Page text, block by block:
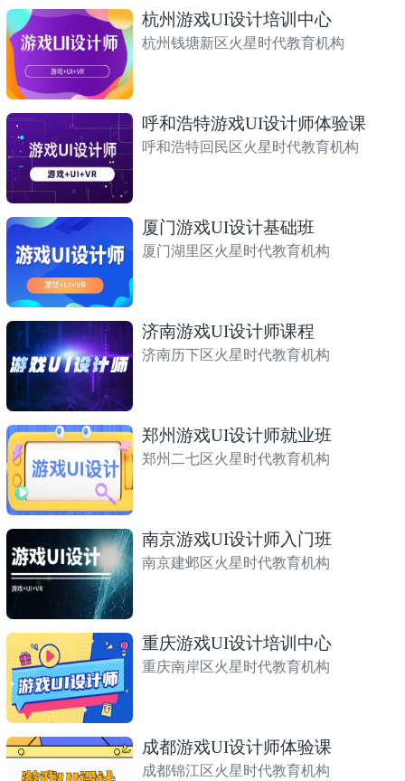
杭州游戏UI设计培训中心
杭州钱塘新区火星时代教育机构
呼和浩特游戏UI设计师体验课
呼和浩特回民区火星时代教育机构
厦门游戏UI设计基础班
厦门湖里区火星时代教育机构
济南游戏UI设计师课程
济南历下区火星时代教育机构
郑州游戏UI设计师就业班
郑州二七区火星时代教育机构
南京游戏UI设计师入门班
南京建邺区火星时代教育机构
重庆游戏UI设计培训中心
重庆南岸区火星时代教育机构
成都游戏UI设计师体验课
成都锦江区火星时代教育机构